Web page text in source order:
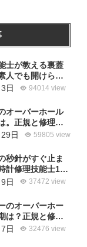
士が教える裏蓋
人でも開けられ
日 94014 view
オーバーホール
。正規と修理専
ちらがおすす
日 59805 view
秒針がすぐ止ま
計修理技能士1級
答えします。
日 37472 view
のオーバーホー
は？正規と修理
、どちらがおす
日 32476 view